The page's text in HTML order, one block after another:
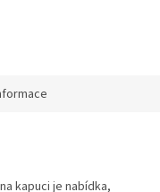
kapuci je nabídka,